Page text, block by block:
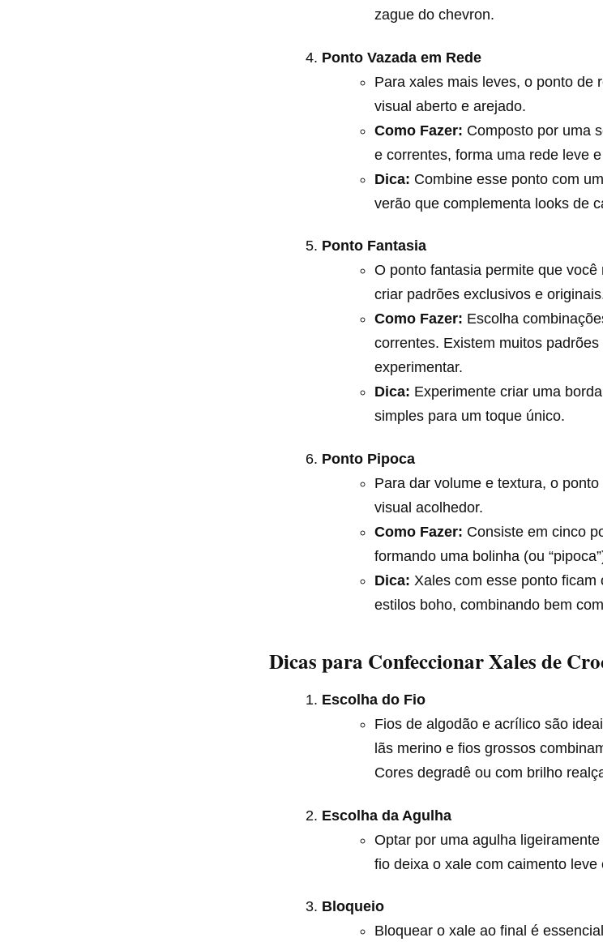
zague do chevron.
Ponto Vazada em Rede
Para xales mais leves, o ponto de
visual aberto e arejado.
Como Fazer: Composto por uma
e correntes, forma uma rede leve
Dica: Combine esse ponto com
verão que complementa looks de
Ponto Fantasia
O ponto fantasia permite que
criar padrões exclusivos e
Como Fazer: Escolha
correntes. Existem muitos
experimentar.
Dica: Experimente criar uma
simples para um toque único.
Ponto Pipoca
Para dar volume e textura, o
visual acolhedor.
Como Fazer: Consiste em cinco
formando uma bolinha (ou
Dica: Xales com esse ponto
estilos boho, combinando bem
Dicas para Confeccionar Xales de
Escolha do Fio
Fios de algodão e acrílico são
lãs merino e fios grossos
Cores degradê ou com brilho
Escolha da Agulha
Optar por uma agulha
fio deixa o xale com caimento leve
Bloqueio
Bloquear o xale ao final é